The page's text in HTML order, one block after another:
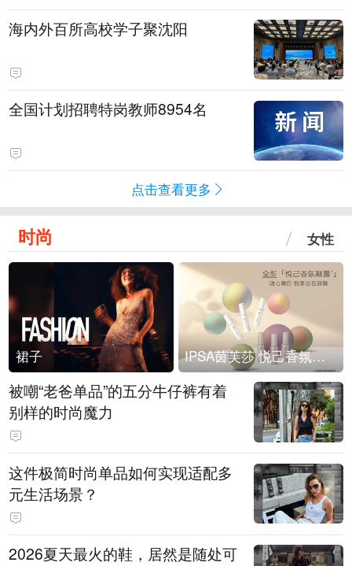
海内外百所高校学子聚沈阳
全国计划招聘特岗教师8954名
点击查看更多
时尚 女性
裙子 IPSA茵芙莎 悦己香氛凝露上市
被嘲“老爸单品”的五分牛仔裤有着
别样的时尚魔力
这件极简时尚单品如何实现适配多
元生活场景？
2026夏天最火的鞋，居然是随处可